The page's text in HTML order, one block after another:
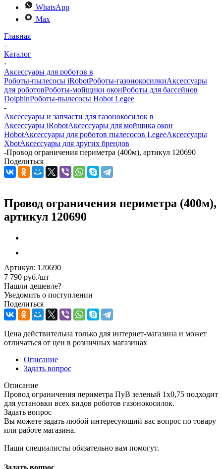
WhatsApp
Max
Главная
-
Каталог
-
Аксессуары для роботов в
Роботы-пылесосы iRobotРоботы-газонокосилкиАксессуары
для роботовРоботы-мойщики оконРоботы для бассейнов
DolphinРоботы-пылесосы Hobot Legee
-
Аксессуары и запчасти для газонокосилок в
Аксессуары iRobotАксессуары для мойщика окон
HobotАксессуары для роботов пылесосов LegeeАксессуары
XbotАксессуары для других брендов
-Провод ограничения периметра (400м), артикул 120690
Поделиться
Провод ограничения периметра (400м),
артикул 120690
Артикул: 120690
7 790 руб./шт
Нашли дешевле?
Уведомить о поступлении
Поделиться
Цена действительна только для интернет-магазина и может
отличаться от цен в розничных магазинах
Описание
Задать вопрос
Описание
Провод ограничения периметра ПуВ зеленый 1х0,75 подходит
для установки всех видов роботов газонокосилок.
Задать вопрос
Вы можете задать любой интересующий вас вопрос по товару
или работе магазина.
Наши специалисты обязательно вам помогут.
Задать вопрос